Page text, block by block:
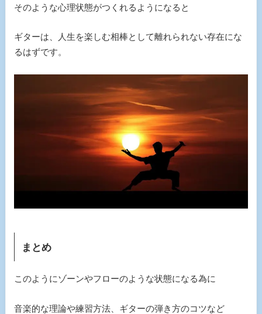
そのような心理状態がつくれるようになると
ギターは、人生を楽しむ相棒として離れられない存在にな
るはずです。
まとめ
このようにゾーンやフローのような状態になる為に
音楽的な理論や練習方法、ギターの弾き方のコツなど